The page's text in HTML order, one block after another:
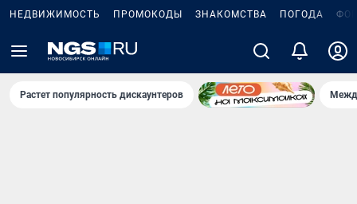
НЕДВИЖИМОСТЬ ПРОМОКОДЫ ЗНАКОМСТВА ПОГОДА
Растет популярность дискаунтеров